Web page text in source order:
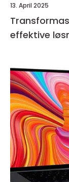
13. April 2025
effektive